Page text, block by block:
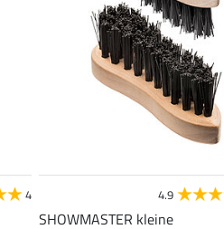
4 4.9
SHOWMASTER kleine